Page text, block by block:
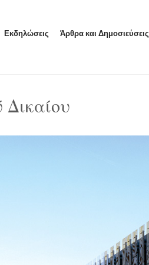
Εκδηλώσεις Άρθρα και Δημοσιεύσεις